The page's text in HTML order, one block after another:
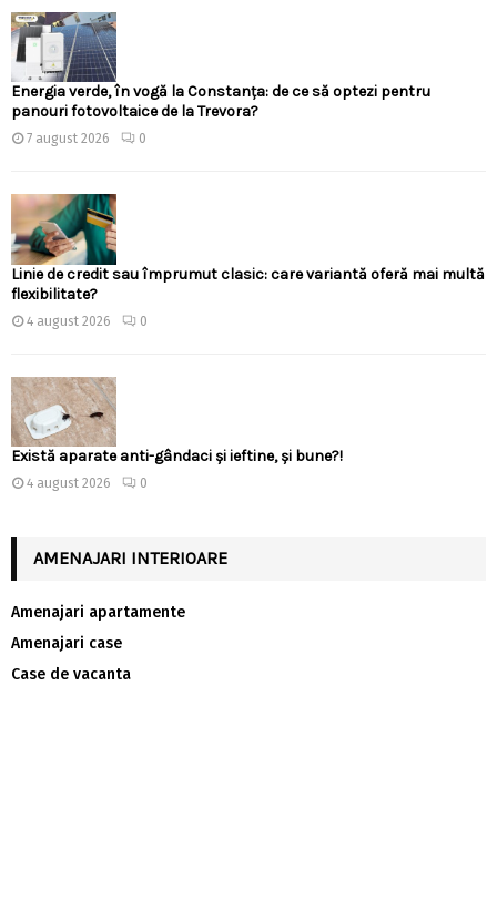
Energia verde, în vogă la Constanța: de ce să optezi pentru
panouri fotovoltaice de la Trevora?
7 august 2026 0
Linie de credit sau împrumut clasic: care variantă oferă mai multă
flexibilitate?
4 august 2026 0
Există aparate anti-gândaci și ieftine, și bune?!
4 august 2026 0
AMENAJARI INTERIOARE
Amenajari apartamente
Amenajari case
Case de vacanta